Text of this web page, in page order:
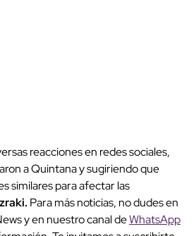
reacciones en redes sociales,
a Quintana y sugiriendo que
similares para afectar las
Para más noticias, no dudes en
y en nuestro canal deWhatsApp